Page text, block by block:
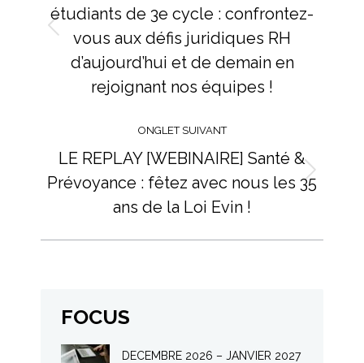
Onglet
précédent
étudiants de 3e cycle : confrontez-
vous aux défis juridiques RH
d’aujourd’hui et de demain en
rejoignant nos équipes !
ONGLET SUIVANT
Onglet
suivant
LE REPLAY [WEBINAIRE] Santé &
Prévoyance : fêtez avec nous les 35
ans de la Loi Evin !
FOCUS
DECEMBRE 2026 – JANVIER 2027